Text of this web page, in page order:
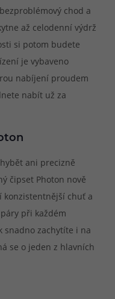
chod a
až celodenní výdrž
si potom budete
je vybaveno
nabíjení proudem
nabít už za
ani precizně
čipset Photon nově
konzistentnější chuť a
při každém
snadno zachytíte i na
se o jeden z hlavních